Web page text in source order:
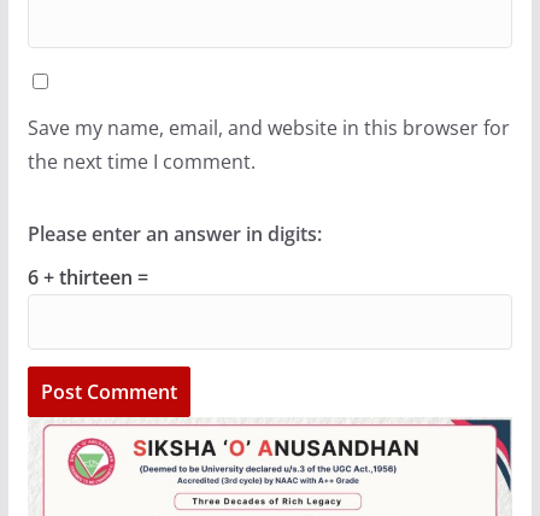
Save my name, email, and website in this browser for
the next time I comment.
Please enter an answer in digits:
6 + thirteen =